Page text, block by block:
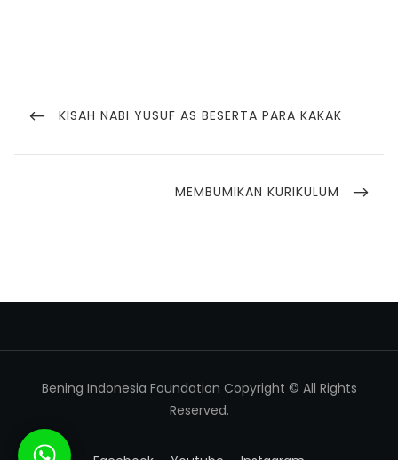
KISAH NABI YUSUF AS BESERTA PARA KAKAK
MEMBUMIKAN KURIKULUM
Bening Indonesia Foundation Copyright © All Rights
Reserved.